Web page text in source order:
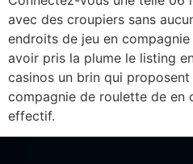
avec des croupiers sans
endroits de jeu en
avoir pris la plume le listing
casinos un brin qui
compagnie de roulette de en
effectif.